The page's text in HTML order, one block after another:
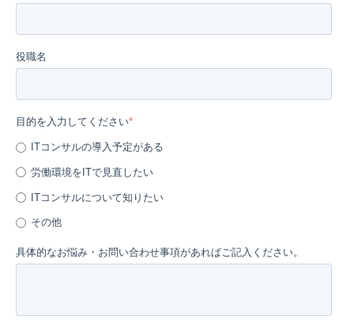
役職名
目的を入力してください*
ITコンサルの導入予定がある
労働環境をITで見直したい
ITコンサルについて知りたい
その他
具体的なお悩み・お問い合わせ事項があればご記入ください。